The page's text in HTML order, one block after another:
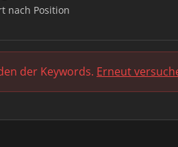
nach Position
der Keywords. Erneut